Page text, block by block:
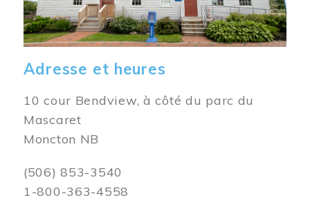
Adresse et heures
10 cour Bendview, à côté du parc du
Mascaret
Moncton NB
(506) 853-3540
1-800-363-4558